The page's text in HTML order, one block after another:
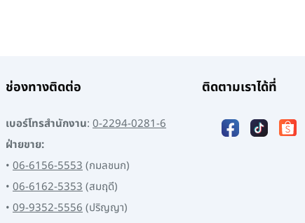
ช่องทางติดต่อ
เบอร์โทรสำนักงาน: 0-2294-0281-6
ฝ่ายขาย:
• 06-6156-5553(กมลชนก)
• 06-6162-5353(สมฤดี)
• 09-9352-5556(ปริญญา)
ติดตามเราได้ที่